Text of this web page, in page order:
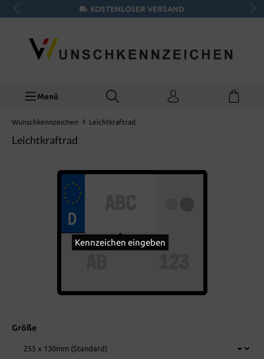
KOSTENLOSER VERSAND
Menü
Wunschkennzeichen Leichtkraftrad
Leichtkraftrad
Größe
Kennzeichen eingeben